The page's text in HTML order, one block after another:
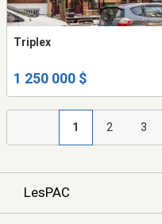
Triplex
1 250 000 $
1 2 3
LesPAC